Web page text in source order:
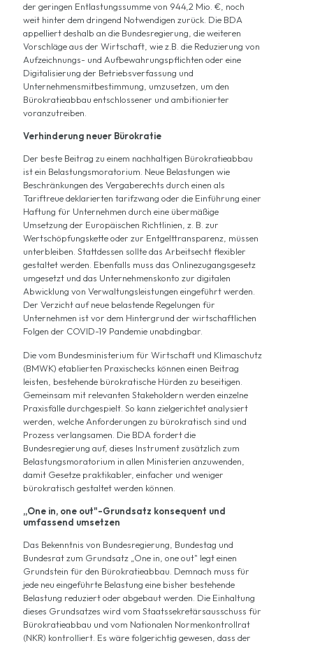
der geringen Entlastungssumme von 944,2 Mio. €, noch
weit hinter dem dringend Notwendigen zurück. Die BDA
appelliert deshalb an die Bundesregierung, die weiteren
Vorschläge aus der Wirtschaft, wie z.B. die Reduzierung von
Aufzeichnungs- und Aufbewahrungspflichten oder eine
Digitalisierung der Betriebsverfassung und
Unternehmensmitbestimmung, umzusetzen, um den
Bürokratieabbau entschlossener und ambitionierter
voranzutreiben.
Verhinderung neuer Bürokratie
Der beste Beitrag zu einem nachhaltigen Bürokratieabbau
ist ein Belastungsmoratorium. Neue Belastungen wie
Beschränkungen des Vergaberechts durch einen als
Tariftreue deklarierten tarifzwang oder die Einführung einer
Haftung für Unternehmen durch eine übermäßige
Umsetzung der Europäischen Richtlinien, z. B. zur
Wertschöpfungskette oder zur Entgelttransparenz, müssen
unterbleiben. Stattdessen sollte das Arbeitsecht flexibler
gestaltet werden. Ebenfalls muss das Onlinezugangsgesetz
umgesetzt und das Unternehmenskonto zur digitalen
Abwicklung von Verwaltungsleistungen eingeführt werden.
Der Verzicht auf neue belastende Regelungen für
Unternehmen ist vor dem Hintergrund der wirtschaftlichen
Folgen der COVID-19 Pandemie unabdingbar.
Die vom Bundesministerium für Wirtschaft und Klimaschutz
(BMWK) etablierten Praxischecks können einen Beitrag
leisten, bestehende bürokratische Hürden zu beseitigen.
Gemeinsam mit relevanten Stakeholdern werden einzelne
Praxisfälle durchgespielt. So kann zielgerichtet analysiert
werden, welche Anforderungen zu bürokratisch sind und
Prozess verlangsamen. Die BDA fordert die
Bundesregierung auf, dieses Instrument zusätzlich zum
Belastungsmoratorium in allen Ministerien anzuwenden,
damit Gesetze praktikabler, einfacher und weniger
bürokratisch gestaltet werden können
„One in, one out"-Grundsatz konsequent und
umfassend umsetzen
Das Bekenntnis von Bundesregierung, Bundestag und
Bundesrat zum Grundsatz „One in, one out" legt einen
Grundstein für den Bürokratieabbau. Demnach muss für
jede neu eingeführte Belastung eine bisher bestehende
Belastung reduziert oder abgebaut werden. Die Einhaltung
dieses Grundsatzes wird vom Staatssekretärsausschuss für
Bürokratieabbau und vom Nationalen Normenkontrollrat
(NKR) kontrolliert. Es wäre folgerichtig gewesen, dass der